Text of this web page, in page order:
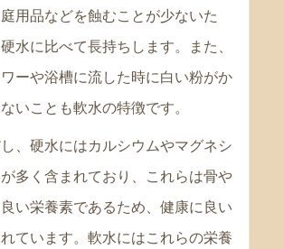
用品などを蝕むことが少ないた
水に比べて長持ちします。また、
ーや浴槽に流した時に白い粉がか
いことも軟水の特徴です。
、硬水にはカルシウムやマグネシ
多く含まれており、これらは骨や
い栄養素であるため、健康に良い
ています。軟水にはこれらの栄養